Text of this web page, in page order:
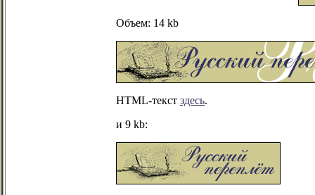
Объем: 14 kb
HTML-текст здесь.
и 9 kb: